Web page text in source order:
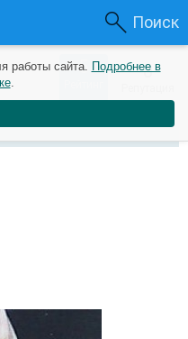
Поиск
5 0
работы сайта. Подробнее в
.